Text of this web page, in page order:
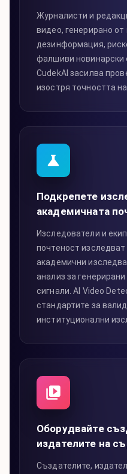
Журналисти и
видео, генерирано от
дезинформация,
фалшиви новинарски
CudekAI засилва
изостря точността
Подкрепете
академичната
Изследователи и
почтеност
академични
анализ за
сигнали. AI Video
стандартите за
институционални
Оборудвайте
издателите на
Създателите,